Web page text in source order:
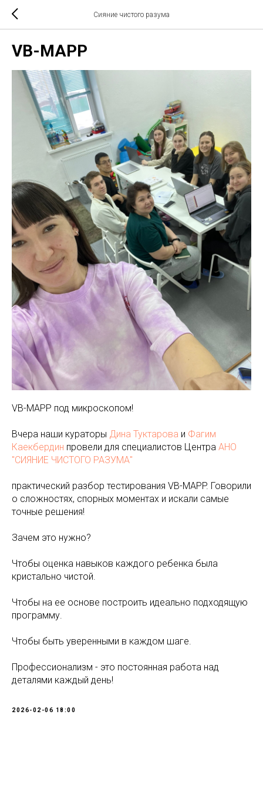
Сияние чистого разума
VB-MAPP
VB-MAPP под микроскопом!
Вчера наши кураторы Дина Туктарова и Фагим
Каекбердин провели для специалистов Центра АНО
"СИЯНИЕ ЧИСТОГО РАЗУМА"
практический разбор тестирования VB-MAPP. Говорили
о сложностях, спорных моментах и искали самые
точные решения!
Зачем это нужно?
Чтобы оценка навыков каждого ребенка была
кристально чистой.
Чтобы на ее основе построить идеально подходящую
программу.
Чтобы быть уверенными в каждом шаге.
Профессионализм - это постоянная работа над
деталями каждый день!
2026-02-06 18:00